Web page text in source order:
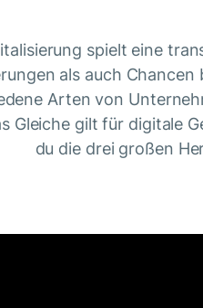
spielt eine
als auch
Arten von
Gleiche gilt für digitale
du die drei großen